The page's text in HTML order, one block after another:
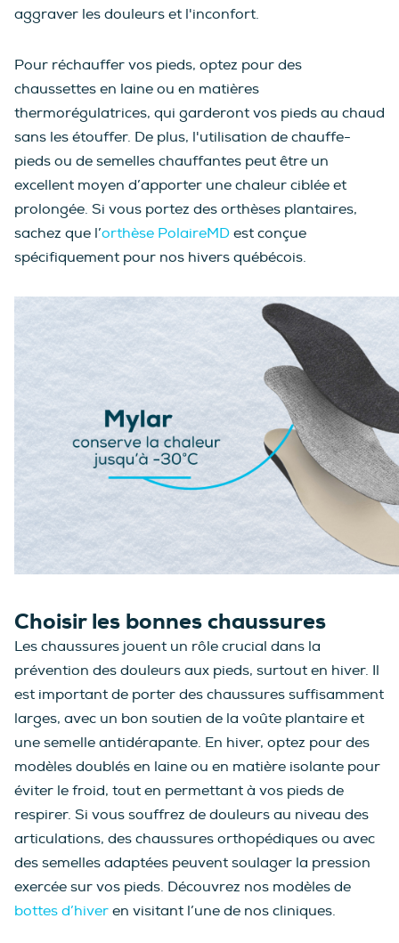
aggraver les douleurs et l'inconfort.
Pour réchauffer vos pieds, optez pour des
chaussettes en laine ou en matières
thermorégulatrices, qui garderont vos pieds au chaud
sans les étouffer. De plus, l'utilisation de chauffe-
pieds ou de semelles chauffantes peut être un
excellent moyen d’apporter une chaleur ciblée et
prolongée. Si vous portez des orthèses plantaires,
sachez que l’orthèse PolaireMD est conçue
spécifiquement pour nos hivers québécois.
Choisir les bonnes chaussures
Les chaussures jouent un rôle crucial dans la
prévention des douleurs aux pieds, surtout en hiver. Il
est important de porter des chaussures suffisamment
larges, avec un bon soutien de la voûte plantaire et
une semelle antidérapante. En hiver, optez pour des
modèles doublés en laine ou en matière isolante pour
éviter le froid, tout en permettant à vos pieds de
respirer. Si vous souffrez de douleurs au niveau des
articulations, des chaussures orthopédiques ou avec
des semelles adaptées peuvent soulager la pression
exercée sur vos pieds. Découvrez nos modèles de
bottes d’hiver en visitant l’une de nos cliniques.